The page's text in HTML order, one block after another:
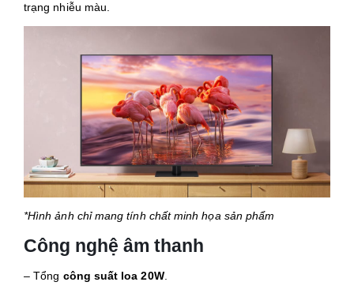
trạng nhiễu màu.
*Hình ảnh chỉ mang tính chất minh họa sản phẩm
Công nghệ âm thanh
– Tổng công suất loa 20W.